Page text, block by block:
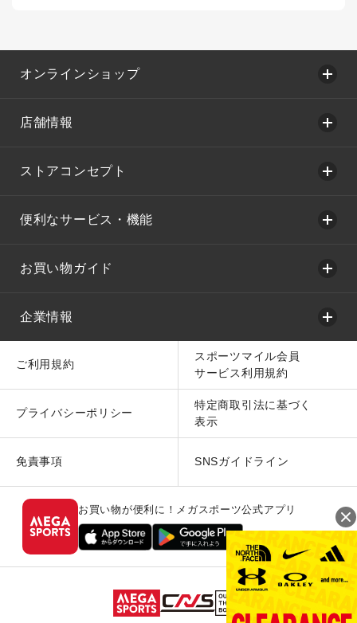
オンラインショップ
店舗情報
ストアコンセプト
便利なサービス・機能
お買い物ガイド
企業情報
ご利用規約
スポーツマイル会員
サービス利用規約
プライバシーポリシー
特定商取引法に基づく
表示
免責事項 SNSガイドライン
お買い物が便利に！メガスポーツ公式アプリ